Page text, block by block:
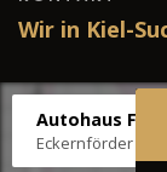
Wir in Kiel-
Autohaus
Eckernförder Str.